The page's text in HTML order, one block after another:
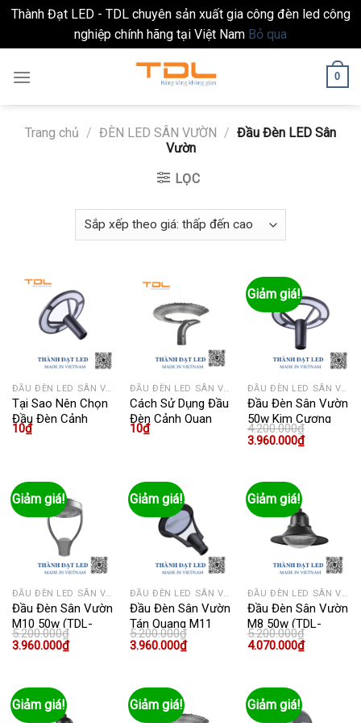
Thành Đạt LED - TDL chuyên sản xuất gia công đèn led công
nghiệp chính hãng tại Việt Nam Bỏ qua
0
Trang chủ / ĐÈN LED SÂN VƯỜN / Đầu Đèn LED Sân
Vườn
LỌC
ĐẦU ĐÈN LED SÂN VƯỜN
Tại Sao Nên Chọn
Đầu Đèn Cảnh
Quan 60W Cho
10₫
ĐẦU ĐÈN LED SÂN VƯỜN
Cách Sử Dụng Đầu
Đèn Cảnh Quan
50W Để Tạo Điểm
10₫
Giảm giá!
ĐẦU ĐÈN LED SÂN VƯỜN
Đầu Đèn Sân Vườn
50w Kim Cương
(TDL-NSVKC600)
4.200.000₫
Giá
3.960.000₫Giá
hiện
Giảm giá!
ĐẦU ĐÈN LED SÂN VƯỜN
Đầu Đèn Sân Vườn
M10 50w (TDL-
DNSVMM10)
5.200.000₫
Giá
3.960.000₫Giá
hiện
Giảm giá!
ĐẦU ĐÈN LED SÂN VƯỜN
Đầu Đèn Sân Vườn
Tán Quang M11
50w (TDL-
DNSVMK50)
5.200.000₫
Giá
3.960.000₫Giá
hiện
Giảm giá!
ĐẦU ĐÈN LED SÂN VƯỜN
Đầu Đèn Sân Vườn
M8 50w (TDL-
DNSVMM8)
5.200.000₫
Giá
4.070.000₫Giá
hiện
Giảm giá! Giảm giá! Giảm giá!